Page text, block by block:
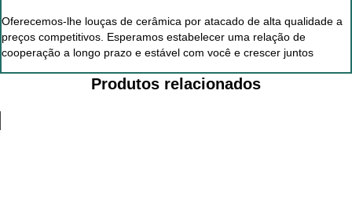
Oferecemos-lhe louças de cerâmica por atacado de alta qualidade a
preços competitivos. Esperamos estabelecer uma relação de
cooperação a longo prazo e estável com você e crescer juntos
Produtos relacionados